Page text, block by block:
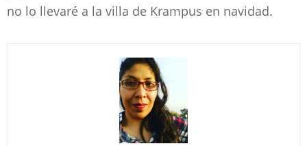
no lo llevaré a la villa de Krampus en navidad.